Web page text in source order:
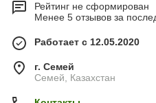
Рейтинг не сформирован
Менее 5 отзывов за
Работает с 12.05.2020
г. Семей
Семей, Казахстан